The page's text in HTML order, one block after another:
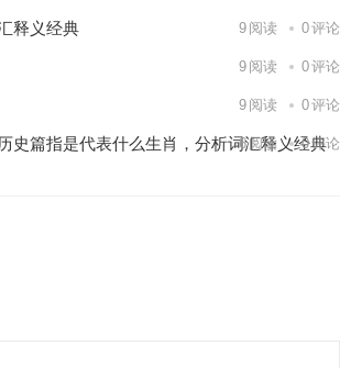
释义经典 9 阅读 0评论
9 阅读 0评论
9 阅读 0评论
史篇指是代表什么生肖，分析词汇释义经典
6 阅读 0评论